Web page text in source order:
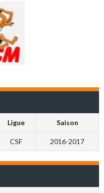
Ligue Saison
CSF 2016-2017